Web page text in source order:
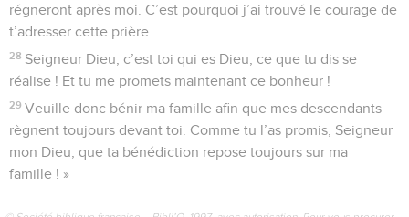
régneront après moi. C’est pourquoi j’ai trouvé le courage de
t’adresser cette prière.
28 Seigneur Dieu, c’est toi qui es Dieu, ce que tu dis se
réalise ! Et tu me promets maintenant ce bonheur !
29 Veuille donc bénir ma famille afin que mes descendants
règnent toujours devant toi. Comme tu l’as promis, Seigneur
mon Dieu, que ta bénédiction repose toujours sur ma
famille ! »